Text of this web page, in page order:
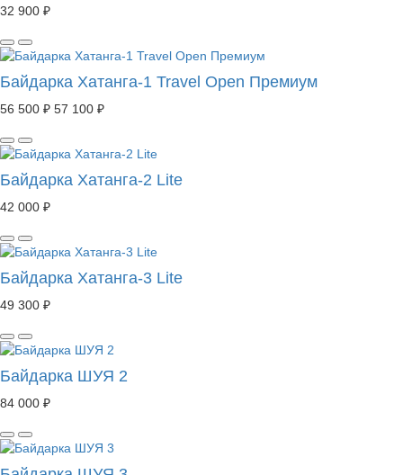
32 900 ₽
Байдарка Хатанга-1 Travel Open Премиум
56 500 ₽ 57 100 ₽
Байдарка Хатанга-2 Lite
42 000 ₽
Байдарка Хатанга-3 Lite
49 300 ₽
Байдарка ШУЯ 2
84 000 ₽